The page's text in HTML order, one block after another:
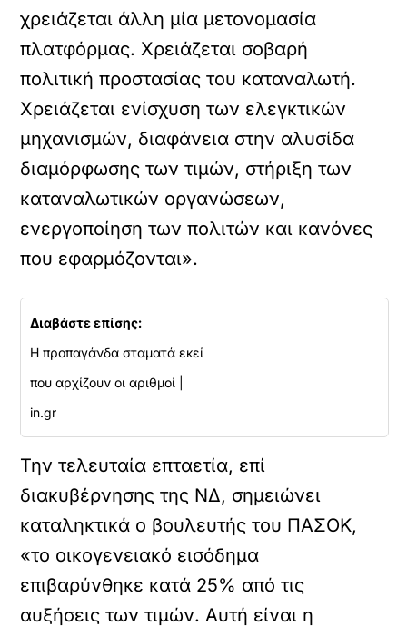
χρειάζεται άλλη μία μετονομασία
πλατφόρμας. Χρειάζεται σοβαρή
πολιτική προστασίας του καταναλωτή.
Χρειάζεται ενίσχυση των ελεγκτικών
μηχανισμών, διαφάνεια στην αλυσίδα
διαμόρφωσης των τιμών, στήριξη των
καταναλωτικών οργανώσεων,
ενεργοποίηση των πολιτών και κανόνες
που εφαρμόζονται».
Διαβάστε επίσης:
Η προπαγάνδα σταματά εκεί
που αρχίζουν οι αριθμοί |
in.gr
Την τελευταία επταετία, επί
διακυβέρνησης της ΝΔ, σημειώνει
καταληκτικά ο βουλευτής του ΠΑΣΟΚ,
«το οικογενειακό εισόδημα
επιβαρύνθηκε κατά 25% από τις
αυξήσεις των τιμών. Αυτή είναι η